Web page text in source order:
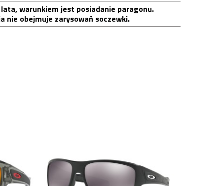
warunkiem jest posiadanie paragonu.
nie obejmuje zarysowań soczewki.